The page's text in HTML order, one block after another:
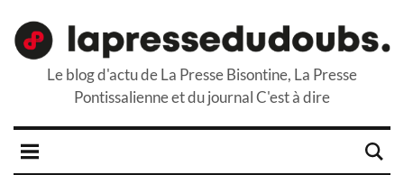
Le blog d'actu de La Presse Bisontine, La Presse
Pontissalienne et du journal C'est à dire